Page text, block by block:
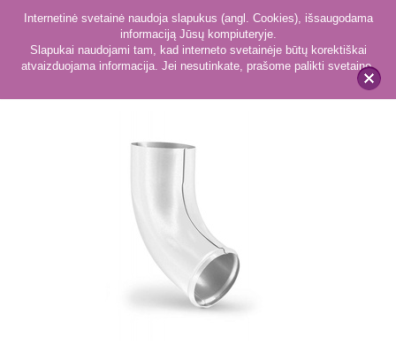
x
Internetinė svetainė naudoja slapukus (angl. Cookies), išsaugodama
informaciją Jūsų kompiuteryje.
Slapukai naudojami tam, kad interneto svetainėje būtų korektiškai
atvaizduojama informacija. Jei nesutinkate, prašome palikti svetainę.
Alkūnės 88